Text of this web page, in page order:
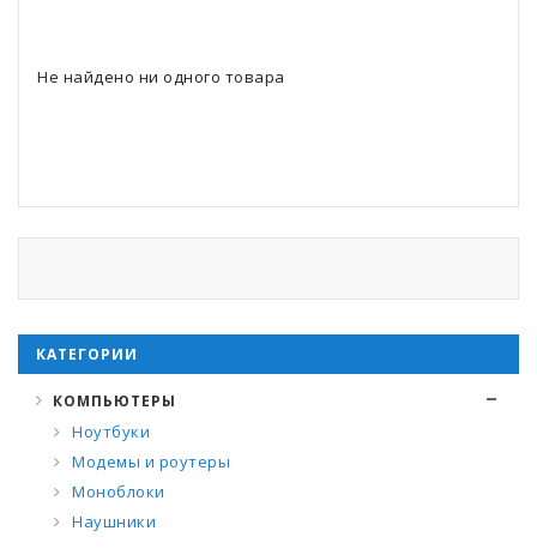
Не найдено ни одного товара
КАТЕГОРИИ
КОМПЬЮТЕРЫ
Ноутбуки
Модемы и роутеры
Моноблоки
Наушники